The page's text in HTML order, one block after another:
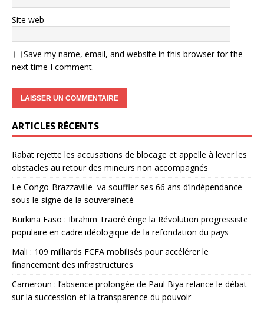
Site web
Save my name, email, and website in this browser for the
next time I comment.
ARTICLES RÉCENTS
Rabat rejette les accusations de blocage et appelle à lever les
obstacles au retour des mineurs non accompagnés
Le Congo-Brazzaville va souffler ses 66 ans d’indépendance
sous le signe de la souveraineté
Burkina Faso : Ibrahim Traoré érige la Révolution progressiste
populaire en cadre idéologique de la refondation du pays
Mali : 109 milliards FCFA mobilisés pour accélérer le
financement des infrastructures
Cameroun : l’absence prolongée de Paul Biya relance le débat
sur la succession et la transparence du pouvoir